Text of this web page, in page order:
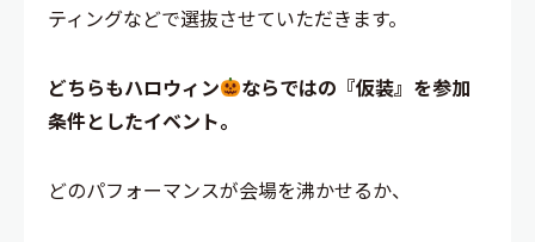
ティングなどで選抜させていただきます。
どちらもハロウィン
ならではの『仮装』を参加
条件としたイベント。
どのパフォーマンスが会場を沸かせるか、